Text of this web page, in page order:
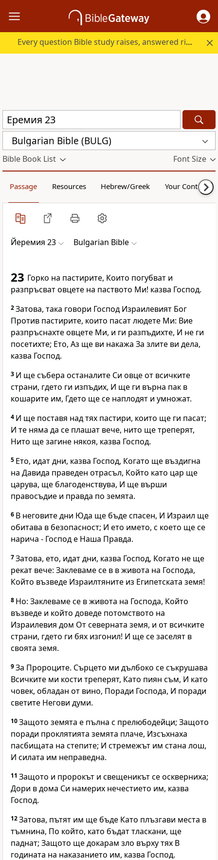
Every question Bible study raises, answered right here.
Bulgarian Bible (BULG)
Bible Book List Font Size
Passage Resources Hebrew/Greek Your Content
Йеремия 23 Bulgarian Bible
23 Горко на пастирите, Които погубват и
разпръсват овцете на паството Ми! казва Господ.
2Затова, така говори Господ Израилевият Бог
Против пастирите, които пасат людете Ми: Вие
разпръснахте овцете Ми, и ги разпъдихте, И не ги
посетихте; Ето, Аз ще ви накажа За злите ви дела,
казва Господ.
3 И ще събера останалите Си овце от всичките
страни, гдето ги изпъдих, И ще ги върна пак в
кошарите им, Гдето ще се наплодят и умножат.
4 И ще поставя над тях пастири, които ще ги пасат;
И те няма да се плашат вече, нито ще треперят,
Нито ще загине някоя, казва Господ.
5 Ето, идат дни, казва Господ, Когато ще въздигна
на Давида праведен отрасъл, Който като цар ще
царува, ще благоденствува, И ще върши
правосъдие и правда по земята.
6 В неговите дни Юда ще бъде спасен, И Израил ще
обитава в безопасност; И ето името, с което ще се
нарича - Господ е Наша Правда.
7Затова, ето, идат дни, казва Господ, Когато не ще
рекат вече: Заклеваме се в в живота на Господа,
Който възведе Израилтяните из Египетската земя!
8 Но: Заклеваме се в живота на Господа, Който
възведе и който доведе потомството на
Израилевия дом От северната земя, и от всичките
страни, гдето ги бях изгонил! И ще се заселят в
своята земя.
9За Пророците. Сърцето ми дълбоко се съкрушава
Всичките ми кости треперят, Като пиян съм, И като
човек, обладан от вино, Поради Господа, И поради
светите Негови думи.
10Защото земята е пълна с прелюбодейци; Защото
поради проклятията земята плаче, Изсъхнаха
пасбищата на степите; И стремежът им стана лош,
И силата им неправедна.
11 Защото и пророкът и свещеникът се оскверниха;
Дори в дома Си намерих нечестието им, казва
Господ.
12Затова, пътят им ще бъде Като плъзгави места в
тъмнина, По който, като бъдат тласкани, ще
паднат; Защото ще докарам зло върху тях В
годината на наказанието им, казва Господ.